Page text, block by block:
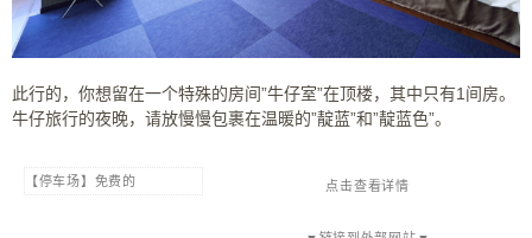
此行的，你想留在一个特殊的房间”牛仔室”在顶楼，其中只有1间房。
牛仔旅行的夜晚，请放慢慢包裹在温暖的”靛蓝”和”靛蓝色”。
【停车场】免费的 点击查看详情